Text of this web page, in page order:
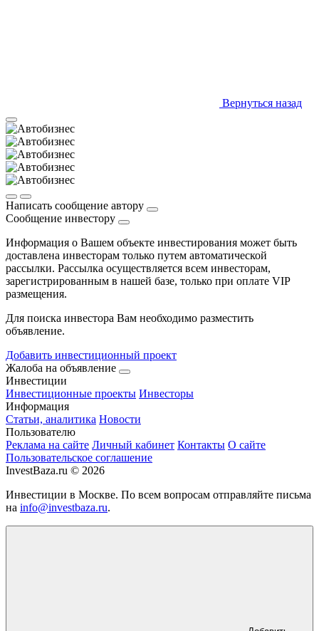
Вернуться назад
Написать сообщение автору
Сообщение инвестору
Информация о Вашем объекте инвестирования может быть
доставлена инвесторам только путем автоматической
рассылки. Рассылка осуществляется всем инвесторам,
зарегистрированным в нашей базе, только при оплате VIP
размещения.
Для поиска инвестора Вам необходимо разместить
объявление.
Добавить инвестиционный проект
Жалоба на объявление
Инвестиции
Инвестиционные проекты Инвесторы
Информация
Статьи, аналитика Новости
Пользователю
Реклама на сайте Личный кабинет Контакты О сайте
Пользовательское соглашение
InvestBaza.ru © 2026
Инвестиции в Москве. По всем вопросам отправляйте письма
на info@investbaza.ru.